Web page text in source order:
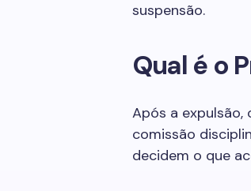
suspensão.
Qual é o
Após a
comissão
decidem o que